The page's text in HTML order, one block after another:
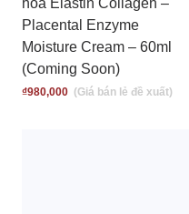
hóa Elastin Collagen –
Placental Enzyme
Moisture Cream – 60ml
(Coming Soon)
₫980,000